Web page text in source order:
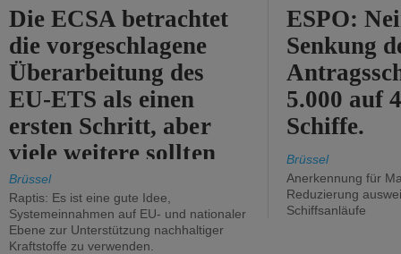
Die ECSA betrachtet
die vorgeschlagene
Überarbeitung des
EU-ETS als einen
ersten Schritt, aber
viele weitere sollten
folgen.
Brüssel
Raptis: Es ist eine gute Idee,
Systemeinnahmen auf EU- und nationaler
Ebene zur Unterstützung nachhaltiger
Kraftstoffe zu verwenden.
ESPO:
Senkung
5.000 auf
Schiffe.
Brüssel
Anerkennung für
Reduzierung
Schiffsanläufe